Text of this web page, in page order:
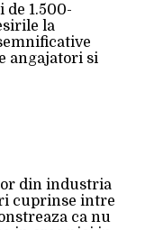
1.500-
la
angajatori si
din industria
cuprinse intre
ca nu